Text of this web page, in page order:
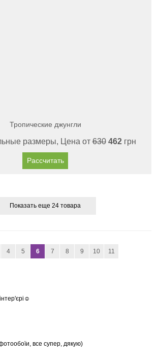
Тропические джунгли
размеры, Цена от630 462грн
Рассчитать
Показать еще 24 товара
4 5 6 7 8 9 10 11
все супер, дякую)